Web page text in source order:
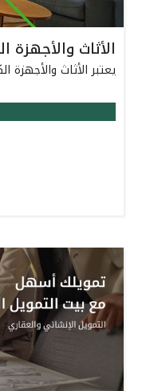
الأثاث والأجهزة
يعتبر الأثاث والأجهزة